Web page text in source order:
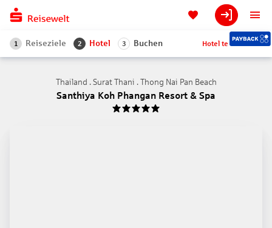
1 Reiseziele 2 Hotel 3 Buchen Hotel teilen
Thailand . Surat Thani . Thong Nai Pan Beach
Santhiya Koh Phangan Resort & Spa
5